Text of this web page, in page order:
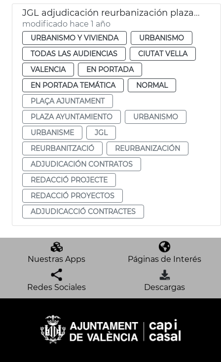
JGL adjudicación reurbanización plaza Ajuntament
modificado hace 1 año
URBANISMO Y VIVIENDA
URBANISMO
TODAS LAS AUDIENCIAS
CIUTAT VELLA
VALENCIA
EN PORTADA
EN PORTADA TEMÁTICA
NORMAL
PLAÇA AJUNTAMENT
PLAZA AYUNTAMIENTO
URBANISMO
URBANISME
JGL
REURBANITZACIÓ
REURBANIZACIÓN
ADJUDICACIÓN CONTRATOS
REDACCIÓ PROJECTE
REDACCIÓ PROYECTOS
ADJUDICACCIÓ CONTRACTES
Nuestras Apps Páginas de Interés
Redes Sociales Descargas